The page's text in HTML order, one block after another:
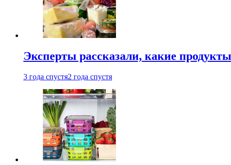
Эксперты рассказали, какие
3 года спустя2 года спустя